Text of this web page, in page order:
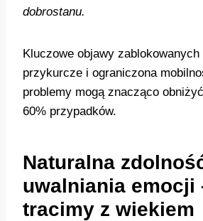
dobrostanu.
Kluczowe objawy
przykurcze i ograniczona
problemy mogą znacząco
60% przypadków.
Naturalna
uwalniania emocji
tracimy z wiekiem